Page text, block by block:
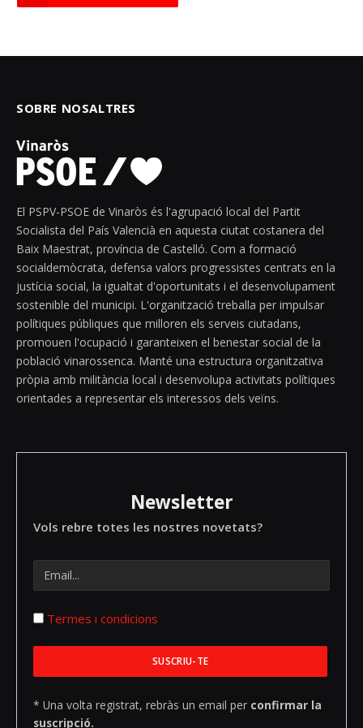
SOBRE NOSALTRES
El PSPV-PSOE de Vinaròs és l'agrupació local del Partit
Socialista del País Valencià en aquesta ciutat costanera del
Baix Maestrat, província de Castelló. Com a formació
socialdemòcrata, defensa valors progressistes centrats en la
justícia social, la igualtat d'oportunitats i el desenvolupament
sostenible del municipi. L'organització treballa per impulsar
polítiques públiques que milloren els serveis ciutadans,
promouen l'ocupació i garanteixen el benestar social de la
població vinarossenca. Manté una estructura organitzativa
pròpia amb militància local i desenvolupa activitats polítiques
orientades a representar els interessos dels veïns.
Newsletter
Vols rebre totes les nostres novetats?
Termes i condicions
* Una volta registrat, rebràs un email per confirmar la
suscripció.